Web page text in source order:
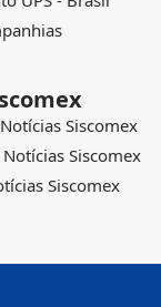
Siscomex
Siscomex
Siscomex